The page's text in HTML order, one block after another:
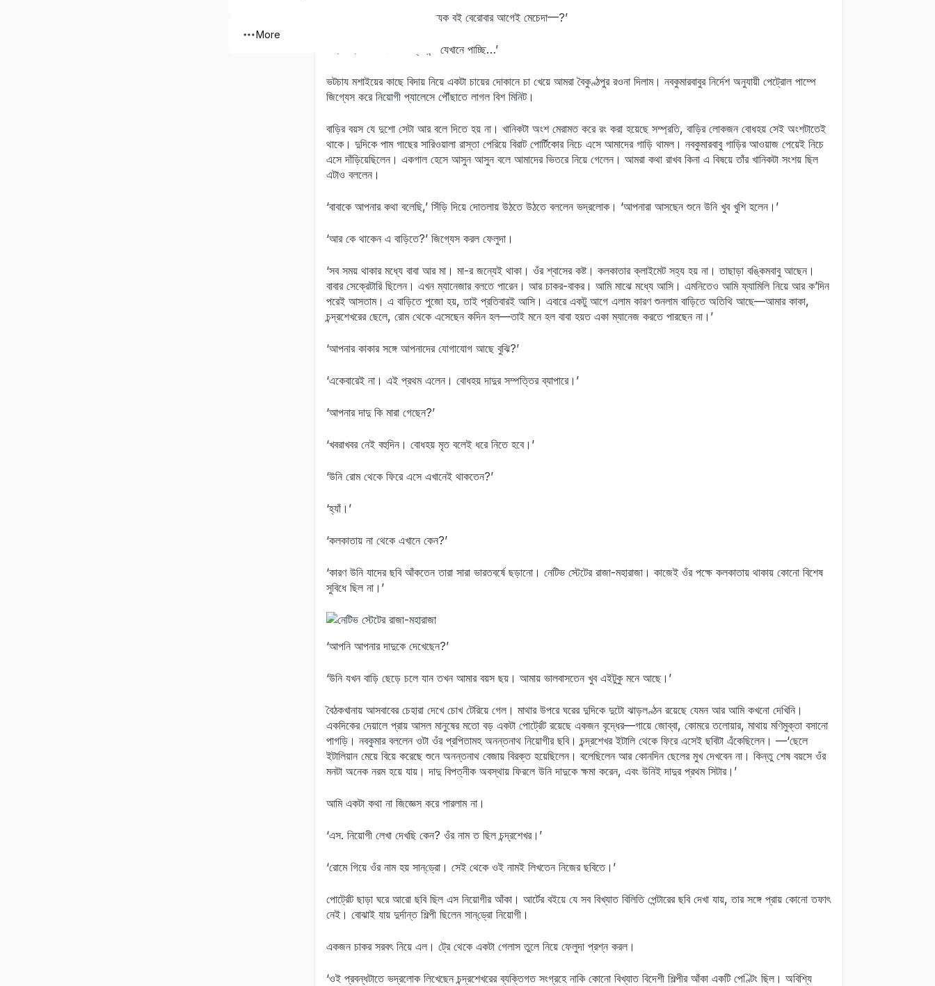
More
‘তার মানে এবার থেকে কি প্রত্যেক বই বেরোবার আগেই মেচেদা—?’
‘বছরে দুটি ত! সাক্সেসের গ্যারান্টি যেখানে পাচ্ছি…’
ভটচায মশাইয়ের কাছে বিদায় নিয়ে একটা চায়ের দোকানে চা খেয়ে আমরা বৈকুণ্ঠপুর রওনা দিলাম। নবকুমারবাবুর নির্দেশ অনুযায়ী পেট্রোল পাম্পে
জিগ্যেস করে নিয়োগী প্যালেসে পৌঁছাতে লাগল বিশ মিনিট।
বাড়ির বয়স যে দুশো সেটা আর বলে দিতে হয় না। খানিকটা অংশ মেরামত করে রং করা হয়েছে সম্প্রতি, বাড়ির লোকজন বোধহয় সেই অংশটাতেই
থাকে। দুদিকে পাম গাছের সারিওয়ালা রাস্তা পেরিয়ে বিরাট পোর্টিকোর নিচে এসে আমাদের গাড়ি থামল। নবকুমারবাবু গাড়ির আওয়াজ পেয়েই নিচে
এসে দাঁড়িয়েছিলেন। একগাল হেসে আসুন আসুন বলে আমাদের ভিতরে নিয়ে গেলেন। আমরা কথা রাখব কিনা এ বিষয়ে তাঁর খানিকটা সংশয় ছিল
এটাও বললেন।
‘বাবাকে আপনার কথা বলেছি,’ সিঁড়ি দিয়ে দোতলায় উঠতে উঠতে বললেন ভদ্রলোক। ‘আপনারা আসছেন শুনে উনি খুব খুশি হলেন।’
‘আর কে থাকেন এ বাড়িতে?’ জিগ্যেস করল ফেলুদা।
‘সব সময় থাকার মধ্যে বাবা আর মা। মা-র জন্যেই থাকা। ওঁর শ্বাসের কষ্ট। কলকাতার ক্লাইমেট সহ্য হয় না। তাছাড়া বঙ্কিমবাবু আছেন।
বাবার সেক্রেটারি ছিলেন। এখন ম্যানেজার বলতে পারেন। আর চাকর-বাকর। আমি মাঝে মধ্যে আসি। এমনিতেও আমি ফ্যামিলি নিয়ে আর ক’দিন
পরেই আসতাম। এ বাড়িতে পুজো হয়, তাই প্রতিবারই আসি। এবারে একটু আগে এলাম কারণ শুনলাম বাড়িতে অতিথি আছে—আমার কাকা,
চন্দ্রশেখরের ছেলে, রোম থেকে এসেছেন কদিন হল—তাই মনে হল বাবা হয়ত একা ম্যানেজ করতে পারছেন না।’
‘আপনার কাকার সঙ্গে আপনাদের যোগাযোগ আছে বুঝি?’
‘একেবারেই না। এই প্রথম এলেন। বোধহয় দাদুর সম্পত্তির ব্যাপারে।’
‘আপনার দাদু কি মারা গেছেন?’
‘খবরাখবর নেই বহুদিন। বোধহয় মৃত বলেই ধরে নিতে হবে।’
‘উনি রোম থেকে ফিরে এসে এখানেই থাকতেন?’
‘হ্যাঁ।’
‘কলকাতায় না থেকে এখানে কেন?’
‘কারণ উনি যাদের ছবি আঁকতেন তারা সারা ভারতবর্ষে ছড়ানো। নেটিভ স্টেটের রাজা-মহারাজা। কাজেই ওঁর পক্ষে কলকাতায় থাকায় কোনো বিশেষ
সুবিধে ছিল না।’
‘আপনি আপনার দাদুকে দেখেছেন?’
‘উনি যখন বাড়ি ছেড়ে চলে যান তখন আমার বয়স ছয়। আমায় ভালবাসতেন খুব এইটুকু মনে আছে।’
বৈঠকখানায় আসবাবের চেহারা দেখে চোখ টেরিয়ে গেল। মাথার উপরে ঘরের দুদিকে দুটো ঝাড়লণ্ঠন রয়েছে যেমন আর আমি কখনো দেখিনি।
একদিকের দেয়ালে প্রায় আসল মানুষের মতো বড় একটা পোর্ট্রেট রয়েছে একজন বৃদ্ধের—গায়ে জোব্বা, কোমরে তলোয়ার, মাথায় মণিমুক্তা বসানো
পাগড়ি। নবকুমার বললেন ওটা ওঁর প্রপিতামহ অনন্তনাথ নিয়োগীর ছবি। চন্দ্রশেখর ইটালি থেকে ফিরে এসেই ছবিটা এঁকেছিলেন। —‘ছেলে
ইটালিয়ান মেয়ে বিয়ে করেছে শুনে অনন্তনাথ বেজায় বিরক্ত হয়েছিলেন। বলেছিলেন আর কোনদিন ছেলের মুখ দেখবেন না। কিন্তু শেষ বয়সে ওঁর
মনটা অনেক নরম হয়ে যায়। দাদু বিপত্নীক অবস্থায় ফিরলে উনি দাদুকে ক্ষমা করেন, এবং উনিই দাদুর প্রথম সিটার।’
আমি একটা কথা না জিজ্ঞেস করে পারলাম না।
‘এস. নিয়োগী লেখা দেখছি কেন? ওঁর নাম ত ছিল চন্দ্রশেখর।’
‘রোমে গিয়ে ওঁর নাম হয় সান্‌ড্রো। সেই থেকে ওই নামই লিখতেন নিজের ছবিতে।’
পোর্ট্রেট ছাড়া ঘরে আরো ছবি ছিল এস নিয়োগীর আঁকা। আর্টের বইয়ে যে সব বিখ্যাত বিলিতি পেন্টারের ছবি দেখা যায়, তার সঙ্গে প্রায় কোনো তফাৎ
নেই। বোঝাই যায় দুর্দান্ত শিল্পী ছিলেন সান্‌ড্রো নিয়োগী।
একজন চাকর সরবৎ নিয়ে এল। ট্রে থেকে একটা গেলাস তুলে নিয়ে ফেলুদা প্রশ্ন করল।
‘ওই প্রবন্ধটাতে ভদ্রলোক লিখেছেন চন্দ্রশেখরের ব্যক্তিগত সংগ্রহে নাকি কোনো বিখ্যাত বিদেশী শিল্পীর আঁকা একটি পেণ্টিং ছিল। অবিশ্যি